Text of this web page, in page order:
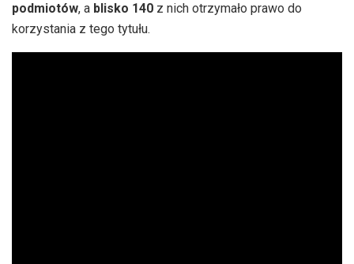
podmiotów, a blisko 140 z nich otrzymało prawo do
korzystania z tego tytułu.